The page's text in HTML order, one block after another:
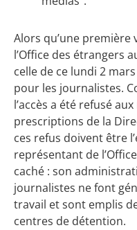
Alors qu’une première
l’Office des étrangers
celle de ce lundi 2
pour les journalistes.
l’accès a été refusé
prescriptions de la
ces refus doivent être
représentant de
caché : son
journalistes ne font
travail et sont emplis
centres de détention.